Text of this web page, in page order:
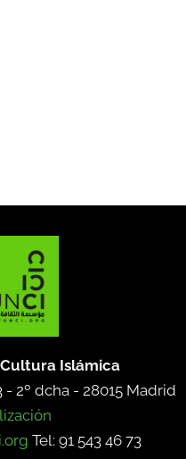
Islámica
- 2º dcha - 28015 Madrid
Tel: 91 543 46 73